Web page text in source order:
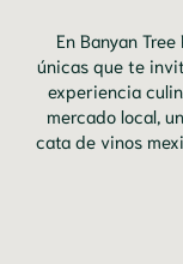
En Banyan
únicas que te
experiencia
mercado local,